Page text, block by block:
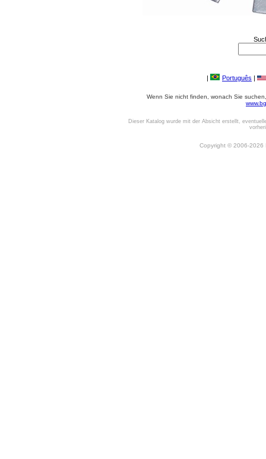
| Português |
Wenn Sie nicht finden, wonach Sie
Dieser Katalog wurde mit der Absicht erstellt,
Copyright © 2006-2026